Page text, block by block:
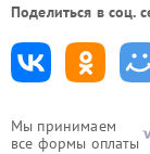
Мы принимаем
все формы оплаты
Поделиться в соц.